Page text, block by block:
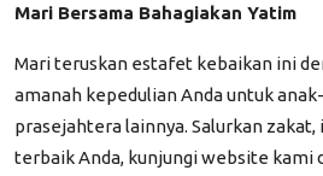
​Mari Bersama Bahagiakan Yatim
​Mari teruskan estafet kebaikan ini
amanah kepedulian Anda untuk
prasejahtera lainnya. Salurkan zakat,
terbaik Anda, kunjungi website kami